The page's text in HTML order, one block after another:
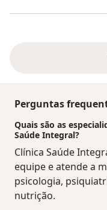
Perguntas
Quais são as
Saúde Integral?
Clínica Saúde
equipe e atende a
psicologia,
nutrição.